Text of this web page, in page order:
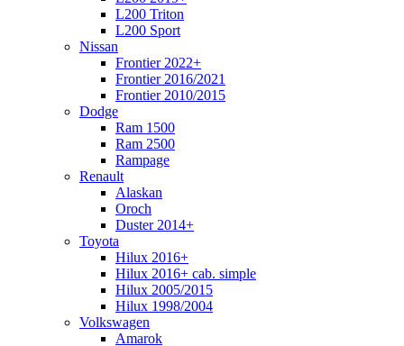
L200 Triton
L200 Sport
Nissan
Frontier 2022+
Frontier 2016/2021
Frontier 2010/2015
Dodge
Ram 1500
Ram 2500
Rampage
Renault
Alaskan
Oroch
Duster 2014+
Toyota
Hilux 2016+
Hilux 2016+ cab. simple
Hilux 2005/2015
Hilux 1998/2004
Volkswagen
Amarok